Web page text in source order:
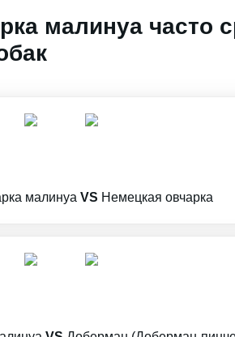
малинуа часто
малинуа VS Немецкая овчарка